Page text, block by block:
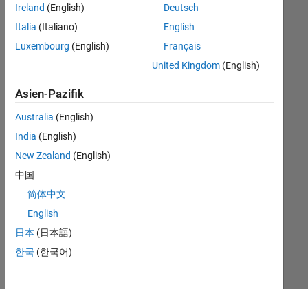
oder
alle
Stellenangebote
anzeigen .
noch
keine
offenen
Stellen
können,
die
Ihren
entsprechen,
werden
Ireland (English)
Italia (Italiano)
Luxembourg (English)
Deutsch
English
Français
United Kingdom(English)
Asien-Pazifik
Australia (English)
India (English)
New Zealand (English)
中国
简体中文
English
日本 (日本語)
한국 (한국어)